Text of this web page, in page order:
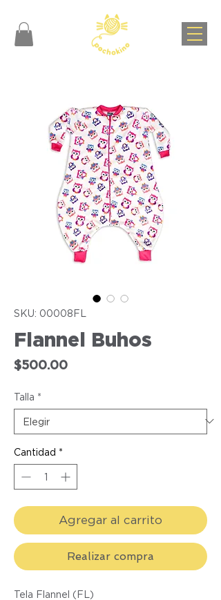
SKU: 00008FL
Flannel Buhos
$500.00Precio
Talla *
Cantidad *
Agregar al carrito
Realizar compra
Tela Flannel (FL)